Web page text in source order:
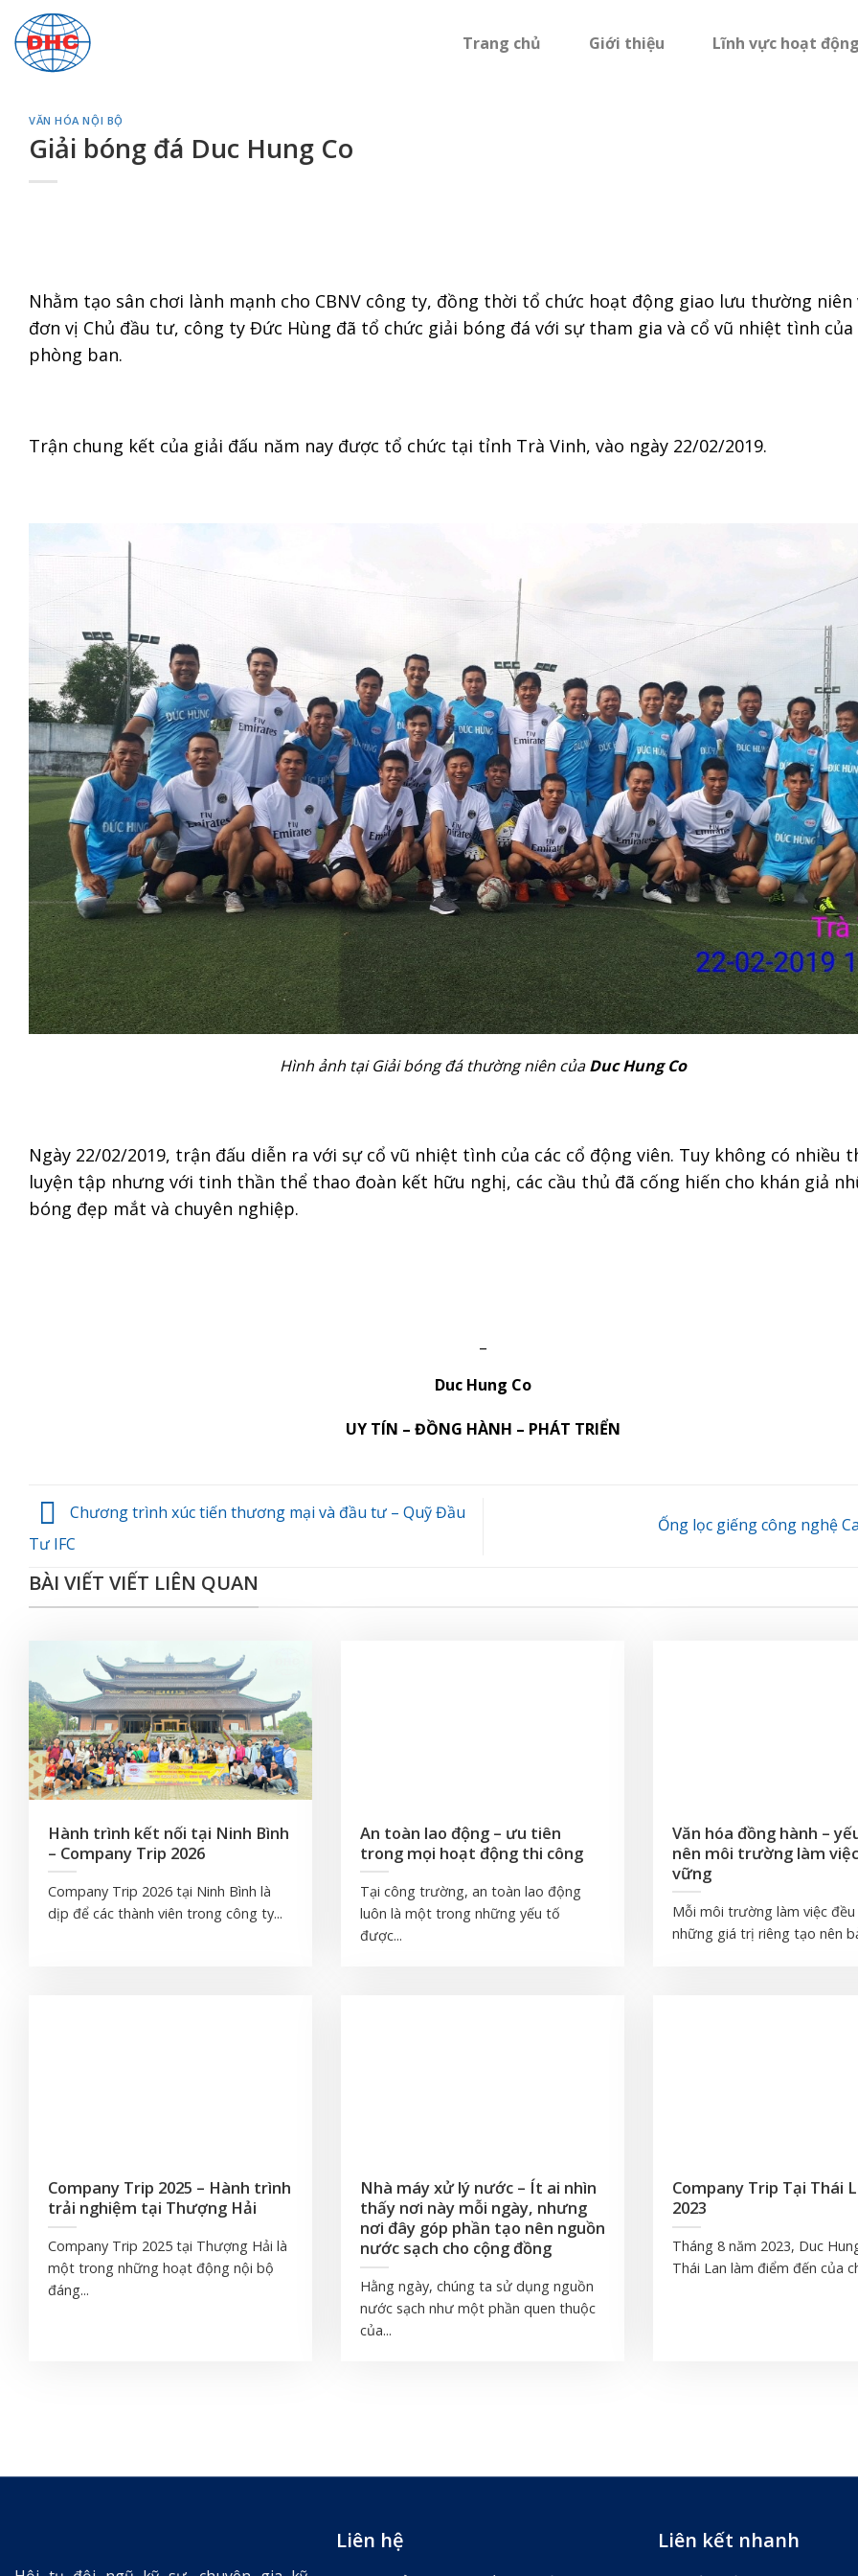
qua
nội
Trang chủ Giới thiệu Lĩnh vực hoạt động
VĂN HÓA NỘI BỘ
Giải bóng đá Duc Hung Co
Nhằm tạo sân chơi lành mạnh cho CBNV công ty, đồng thời tổ chức hoạt động giao lưu thường niên
đơn vị Chủ đầu tư, công ty Đức Hùng đã tổ chức giải bóng đá với sự tham gia và cổ vũ nhiệt tình
phòng ban.
Trận chung kết của giải đấu năm nay được tổ chức tại tỉnh Trà Vinh, vào ngày 22/02/2019.
Hình ảnh tại Giải bóng đá thường niên củaDuc Hung Co
Ngày 22/02/2019, trận đấu diễn ra với sự cổ vũ nhiệt tình của các cổ động viên. Tuy không có nhiều
luyện tập nhưng với tinh thần thể thao đoàn kết hữu nghị, các cầu thủ đã cống hiến cho khán giả
bóng đẹp mắt và chuyên nghiệp.
Duc Hung Co
UY TÍN – ĐỒNG HÀNH – PHÁT TRIỂN
Chương trình xúc tiến thương mại và đầu tư – Quỹ Đầu
Tư IFC
Ống lọc giếng công nghệ
BÀI VIẾT VIẾT LIÊN QUAN
Hành trình kết nối tại Ninh Bình
– Company Trip 2026
Company Trip 2026 tại Ninh Bình là
dịp để các thành viên trong công ty...
An toàn lao động – ưu tiên
trong mọi hoạt động thi công
Tại công trường, an toàn lao động
luôn là một trong những yếu tố
được...
Văn hóa đồng hành –
nên môi trường làm
vững
Mỗi môi trường làm việc đều
những giá trị riêng tạo nên
Company Trip 2025 – Hành trình
trải nghiệm tại Thượng Hải
Company Trip 2025 tại Thượng Hải là
một trong những hoạt động nội bộ
đáng...
Nhà máy xử lý nước – Ít ai nhìn
thấy nơi này mỗi ngày, nhưng
nơi đây góp phần tạo nên nguồn
nước sạch cho cộng đồng
Hằng ngày, chúng ta sử dụng nguồn
nước sạch như một phần quen thuộc
của...
Company Trip Tại Thái
2023
Tháng 8 năm 2023, Duc
Thái Lan làm điểm đến của
Liên hệ Liên kết nhanh